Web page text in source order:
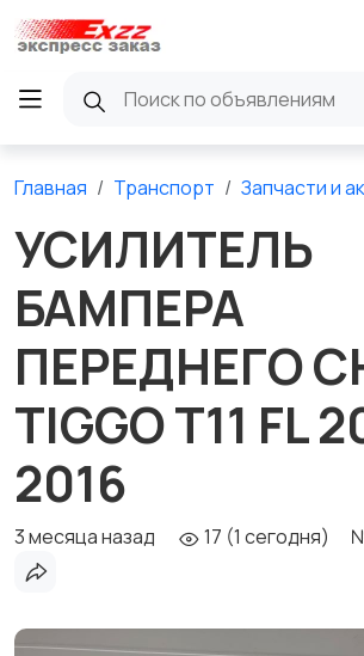
Главная Транспорт Запчасти и
УСИЛИТЕЛЬ
БАМПЕРА
ПЕРЕДНЕГО
TIGGO T11 FL
2016
3 месяца назад 17 (1 сегодня)